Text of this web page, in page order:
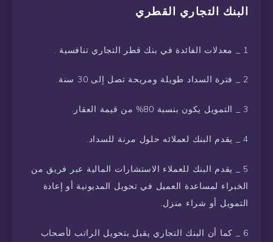
البنك التجاري القطري
1 _ معدلات الفائدة في بنك قطر التجاري تنافسية .
2 _ فترة السداد طويلة ومريحة تصل إلى 30 سنة.
3 _ التمويل يكون بنسبة 80% من قيمة العقار.
4 _ يقدم البنك لعملائه حلول مرنة للسداد.
5 _ يقدم البنك للعملاء الاستشارات المالية عبر فريق من
الخبراء لمساعدة العميل في تحويل المديونية أو إعادة
التمويل أو شراء منزل.
6 _ كما أن البنك التجاري يقبل بتحويل الراتب لأصحاب